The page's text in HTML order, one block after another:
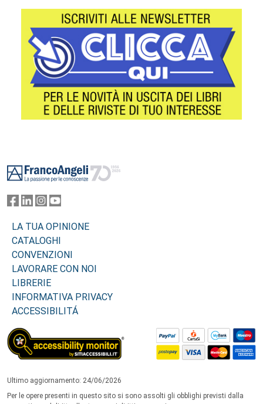
LA TUA OPINIONE
CATALOGHI
CONVENZIONI
LAVORARE CON NOI
LIBRERIE
INFORMATIVA PRIVACY
ACCESSIBILITÁ
Ultimo aggiornamento: 24/06/2026
Per le opere presenti in questo sito si sono assolti gli obblighi previsti dalla